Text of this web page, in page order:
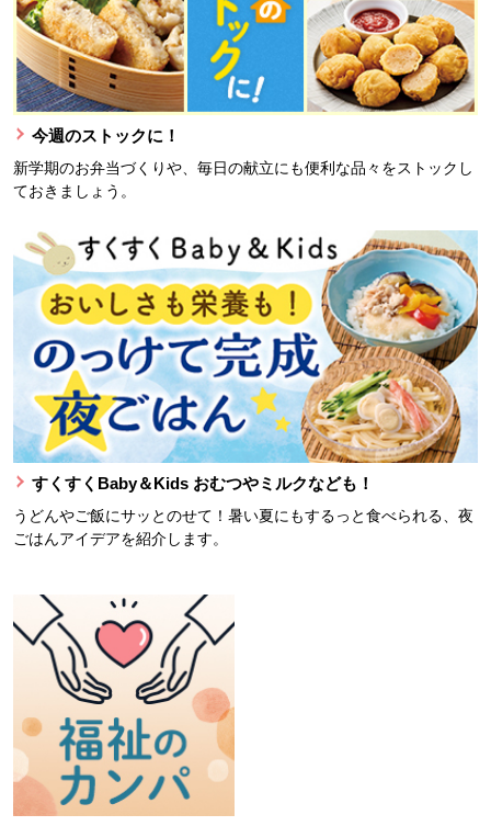
今週のストックに！
新学期のお弁当づくりや、毎日の献立にも便利な品々をストックし
ておきましょう。
すくすくBaby＆Kids おむつやミルクなども！
うどんやご飯にサッとのせて！暑い夏にもするっと食べられる、夜
ごはんアイデアを紹介します。